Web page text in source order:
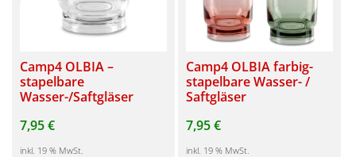
Camp4 OLBIA –
stapelbare
Wasser-/Saftgläser
7,95€
inkl. 19 % MwSt.
Camp4 OLBIA farbig-
stapelbare Wasser- /
Saftgläser
7,95€
inkl. 19 % MwSt.